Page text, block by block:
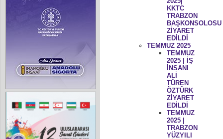
KKTC
TRABZON
BAŞKONSOLOSU
ZİYARET
EDİLDİ
TEMMUZ 2025
TEMMUZ
2025 | İŞ
İNSANI
ALİ
TÜREN
ÖZTÜRK
ZİYARET
EDİLDİ
TEMMUZ
2025 |
TRABZON
YÜZYILI